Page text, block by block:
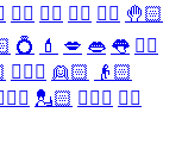
👆🏻 👇🏻 ☝🏻 ✋🏻 🤚🏻
💍 💄 💋 👄 👅 👂🏻
👱🏻‍♀️ 👱🏻
👴🏻
💂🏻 🕵🏻‍♀️ 🕵🏻